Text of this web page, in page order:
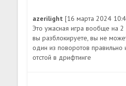
azerilight[16 марта 2024
Это ужасная игра вообще на 2
вы разблокируете, вы не
один из поворотов правильно
отстой в дрифтинге